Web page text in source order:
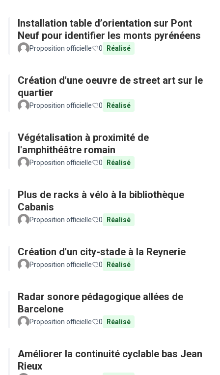
Installation table d’orientation sur Pont
Neuf pour identifier les monts pyrénéens
Proposition officielle 0 Réalisé
Création d'une oeuvre de street art sur le
quartier
Proposition officielle 0 Réalisé
Végétalisation à proximité de
l'amphithéâtre romain
Proposition officielle 0 Réalisé
Plus de racks à vélo à la bibliothèque
Cabanis
Proposition officielle 0 Réalisé
Création d'un city-stade à la Reynerie
Proposition officielle 0 Réalisé
Radar sonore pédagogique allées de
Barcelone
Proposition officielle 0 Réalisé
Améliorer la continuité cyclable bas Jean
Rieux